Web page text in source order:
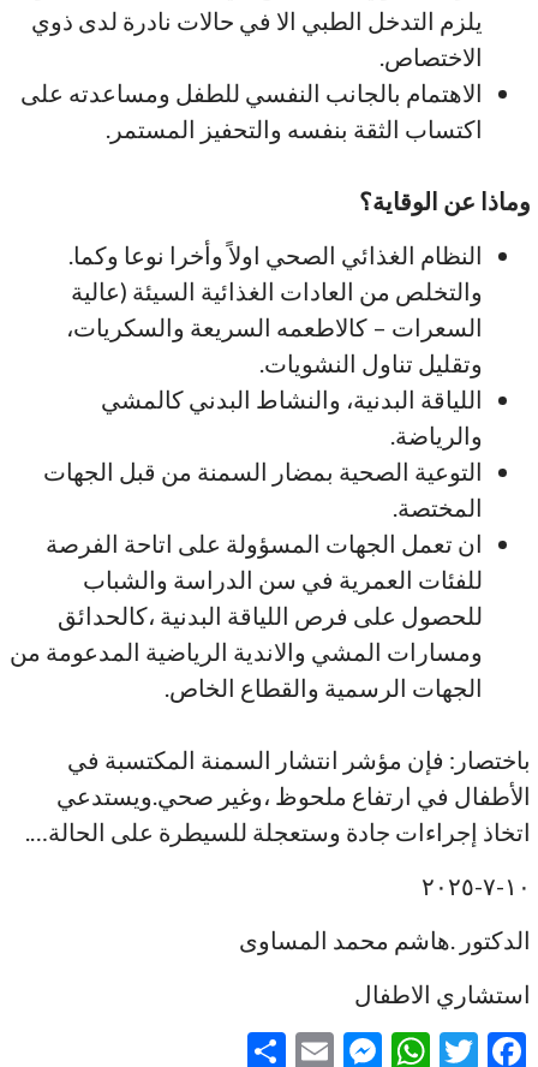
يلزم التدخل الطبي الا في حالات نادرة لدى ذوي
الاختصاص.
الاهتمام بالجانب النفسي للطفل ومساعدته على
اكتساب الثقة بنفسه والتحفيز المستمر.
وماذا عن الوقاية؟
النظام الغذائي الصحي اولاً وأخرا نوعا وكما.
والتخلص من العادات الغذائية السيئة (عالية
السعرات – كالاطعمه السريعة والسكريات،
وتقليل تناول النشويات.
اللياقة البدنية، والنشاط البدني كالمشي
والرياضة.
التوعية الصحية بمضار السمنة من قبل الجهات
المختصة.
ان تعمل الجهات المسؤولة على اتاحة الفرصة
للفئات العمرية في سن الدراسة والشباب
للحصول على فرص اللياقة البدنية ،كالحدائق
ومسارات المشي والاندية الرياضية المدعومة من
الجهات الرسمية والقطاع الخاص.
باختصار: فإن مؤشر انتشار السمنة المكتسبة في
الأطفال في ارتفاع ملحوظ ،وغير صحي.ويستدعي
اتخاذ إجراءات جادة وستعجلة للسيطرة على الحالة….
١٠-٧-٢٠٢٥
الدكتور .هاشم محمد المساوى
استشاري الاطفال
F
T
W
M
E